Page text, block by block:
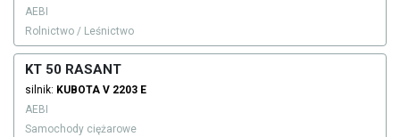
AEBI
Rolnictwo / Leśnictwo
KT 50 RASANT
silnik: KUBOTA V 2203 E
AEBI
Samochody ciężarowe